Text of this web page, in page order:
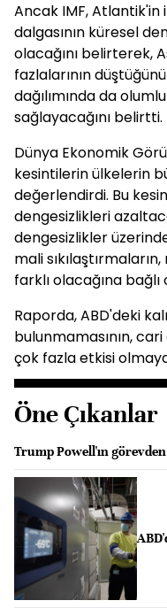
Ancak IMF, Atlantik'in
dalgasının küresel
olacağını belirterek,
fazlalarının
dağılımında da
sağlayacağını belirtti.
Dünya Ekonomik
kesintilerin ülkelerin
değerlendirdi. Bu
dengesizlikleri
dengesizlikler
mali
farklı olacağına
Raporda, ABD'deki
bulunmamasının,
çok fazla etkisi
Öne Çıkanlar
Trump Powell'ın görevden